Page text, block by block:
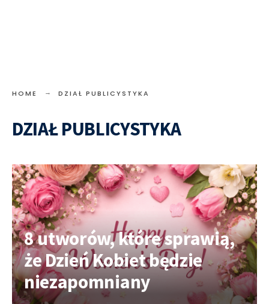
HOME DZIAŁ PUBLICYSTYKA
DZIAŁ PUBLICYSTYKA
8 utworów, które sprawią,
że Dzień Kobiet będzie
niezapomniany